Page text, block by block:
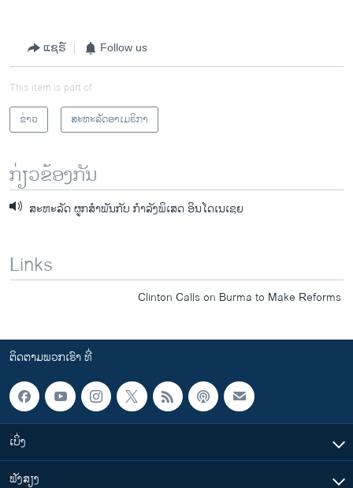
ແຊຣ໌ Follow us
This item is part of
ຂ່າວ
ສະຫະລັດອາເມຣິກາ
ກ່ຽວຂ້ອງກັນ
ສະຫະລັດ ຜູກສຳພັນກັບ ກຳລັງພິເສດ ອິນໂດເນເຊຍ
Links
Clinton Calls on Burma to Make Reforms
ຕິດຕາມພວກເຮົາ ທີ່
ເບິ່ງ
ຟັງສຽງ